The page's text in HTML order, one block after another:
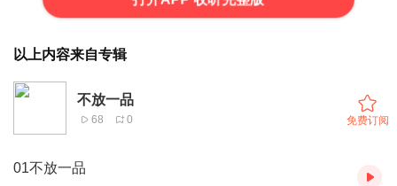
以上内容来自专辑
不放一品
68 0 免费订阅
01不放一品